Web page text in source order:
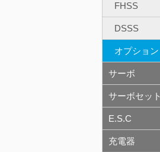
FHSS
DSSS
オプション
サーボ
サーボセット
E.S.C
充電器